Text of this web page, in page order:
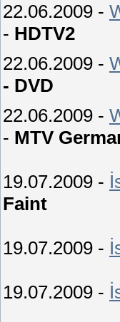
22.06.2009 -
- HDTV2
22.06.2009 -
- DVD
22.06.2009 -
- MTV
19.07.2009 -
Faint
19.07.2009 -
19.07.2009 -